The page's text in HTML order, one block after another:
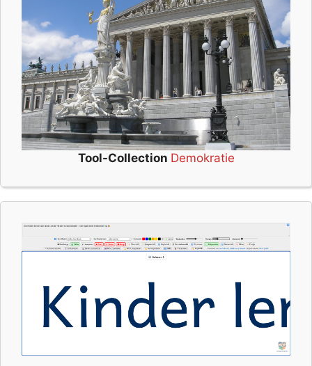
Tool-Collection Demokratie